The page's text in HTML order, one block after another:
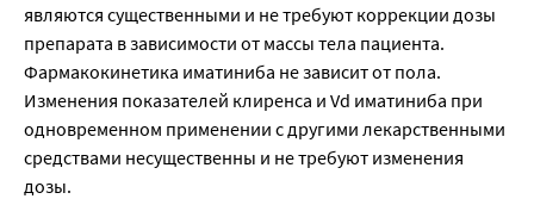
являются существенными и не требуют коррекции дозы
препарата в зависимости от массы тела пациента.
Фармакокинетика иматиниба не зависит от пола.
Изменения показателей клиренса и Vd иматиниба при
одновременном применении с другими лекарственными
средствами несущественны и не требуют изменения
дозы.